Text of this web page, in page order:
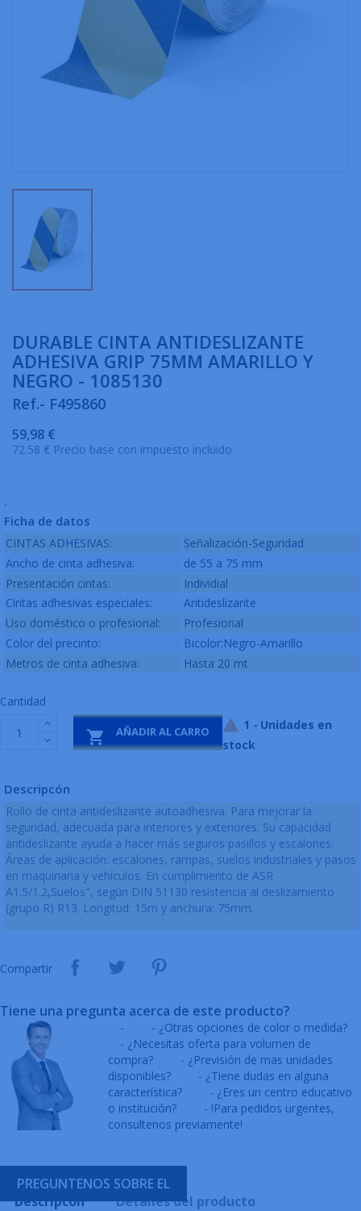
DURABLE CINTA ANTIDESLIZANTE
ADHESIVA GRIP 75MM AMARILLO Y
NEGRO - 1085130
Ref.- F495860
59,98 €
72.58 € Precio base con impuesto incluido
.
Ficha de datos
CINTAS ADHESIVAS:
Señalización-Seguridad
Ancho de cinta adhesiva:
de 55 a 75 mm
Presentación cintas:
Individial
Cintas adhesivas especiales:
Antideslizante
Uso doméstico o profesional:
Profesional
Color del precinto:
Bicolor:Negro-Amarillo
Metros de cinta adhesiva:
Hasta 20 mt
Cantidad
 AÑADIR AL CARRO  1 - Unidades en
stock
Descripcón
Rollo de cinta antideslizante autoadhesiva. Para mejorar la
seguridad, adecuada para interiores y exteriores. Su capacidad
antideslizante ayuda a hacer más seguros pasillos y escalones.
Áreas de aplicación: escalones, rampas, suelos industriales y pasos
en maquinaria y vehículos. En cumplimiento de ASR
A1.5/1.2,Suelos", según DIN 51130 resistencia al deslizamiento
(grupo R) R13. Longitud: 15m y anchura: 75mm.
Compartir
Tiene una pregunta acerca de este producto?
-
- ¿Otras opciones de color o medida?
- ¿Necesitas oferta para volumen de
compra?
- ¿Previsión de mas unidades
disponibles?
- ¿Tiene dudas en alguna
característica?
- ¿Eres un centro educativo
o institución?
- !Para pedidos urgentes,
consultenos previamente!
PREGUNTENOS SOBRE EL
Descripcón
Detalles del producto